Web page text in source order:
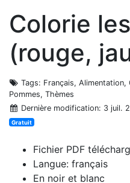
Colorie
(rouge,
Tags: Français, Alimentation,
Pommes, Thèmes
Dernière modification: 3 juil.
Gratuit
Fichier PDF
Langue: français
En noir et blanc